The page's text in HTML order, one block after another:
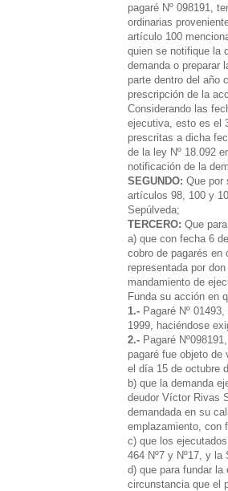
pagaré Nº 098191,
ordinarias
artículo 100
quien se notifique la
demanda o preparar
parte dentro del año
prescripción de la
Considerando las
ejecutiva, esto es el
prescritas a dicha
de la ley Nº 18.092
notificación de la
SEGUNDO: Que por
artículos 98, 100 y
Sepúlveda;
TERCERO: Que
a) que con fecha 6
cobro de pagarés en
representada por
mandamiento de
Funda su acción en
1.- Pagaré Nº
1999, haciéndose
2.- Pagaré
pagaré fue objeto
el día 15 de octubre
b) que la demanda
deudor Víctor Rivas
demandada en su
emplazamiento, con
c) que los
464 Nº7 y Nº17, y la
d) que para fundar
circunstancia que el